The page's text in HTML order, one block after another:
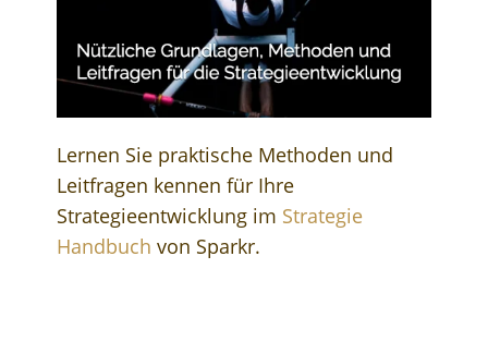
Lernen Sie praktische Methoden und
Leitfragen kennen für Ihre
Strategieentwicklung im Strategie
Handbuch von Sparkr.